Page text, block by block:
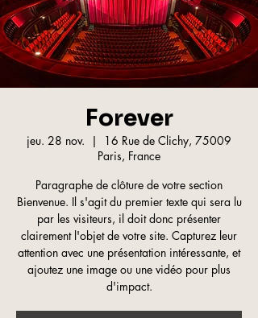
Forever
jeu. 28 nov.
  |
16 Rue de Clichy, 75009
Paris, France
Paragraphe de clôture de votre section
Bienvenue. Il s'agit du premier texte qui sera lu
par les visiteurs, il doit donc présenter
clairement l'objet de votre site. Capturez leur
attention avec une présentation intéressante, et
ajoutez une image ou une vidéo pour plus
d'impact.